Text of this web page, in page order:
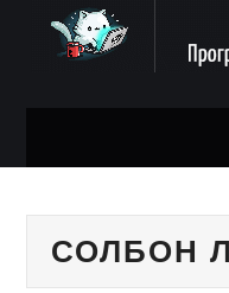
КАЛЕНДАРЬ
СОЛБОН